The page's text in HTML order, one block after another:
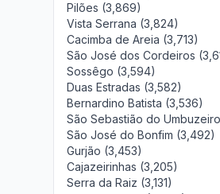
Pilões (3,869)
Vista Serrana (3,824)
Cacimba de Areia (3,713)
São José dos Cordeiros
Sossêgo (3,594)
Duas Estradas (3,582)
Bernardino Batista (3,536)
São Sebastião do
São José do Bonfim (3,492)
Gurjão (3,453)
Cajazeirinhas (3,205)
Serra da Raiz (3,131)